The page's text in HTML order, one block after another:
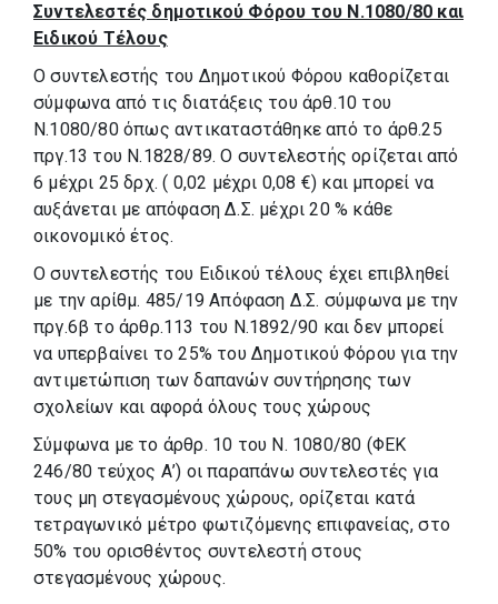
Συντελεστές δημοτικού Φόρου του Ν.1080/80 και
Ειδικού Τέλους
Ο συντελεστής του Δημοτικού Φόρου καθορίζεται
σύμφωνα από τις διατάξεις του άρθ.10 του
Ν.1080/80 όπως αντικαταστάθηκε από το άρθ.25
πργ.13 του Ν.1828/89. Ο συντελεστής ορίζεται από
6 μέχρι 25 δρχ. ( 0,02 μέχρι 0,08 €) και μπορεί να
αυξάνεται με απόφαση Δ.Σ. μέχρι 20 % κάθε
οικονομικό έτος.
Ο συντελεστής του Ειδικού τέλους έχει επιβληθεί
με την αρίθμ. 485/19 Απόφαση Δ.Σ. σύμφωνα με την
πργ.6β το άρθρ.113 του Ν.1892/90 και δεν μπορεί
να υπερβαίνει το 25% του Δημοτικού Φόρου για την
αντιμετώπιση των δαπανών συντήρησης των
σχολείων και αφορά όλους τους χώρους
Σύμφωνα με το άρθρ. 10 του N. 1080/80 (ΦΕΚ
246/80 τεύχος Α’) οι παραπάνω συντελεστές για
τους μη στεγασμένους χώρους, ορίζεται κατά
τετραγωνικό μέτρο φωτιζόμενης επιφανείας, στο
50% του ορισθέντος συντελεστή στους
στεγασμένους χώρους.